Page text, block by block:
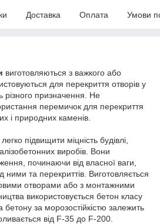
Доставка Оплата Умови
виготовляються з важкого або
для перекриття отворів у
різного призначення. Не
перемичок для перекриття
і природних каменів.
підвищити міцність будівлі,
виробів. Вони
починаючи від власної ваги,
ними та перекриттів. Виготовляється
отворами або з монтажними
використовується бетон класу
за морозостійкістю залежить
від F-35 до F-200.